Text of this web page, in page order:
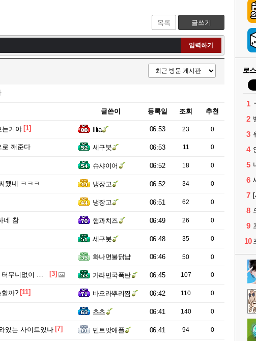
목록 글쓰기
다.
입력하기
글쓴이 등록일 조회 추천
는거야 [1] Illia 06:53 23 0
로 깨준다 세구붓 06:53 11 0
슈샤이어 06:52 18 0
됐네 ㅋㅋㅋ 냉장고 06:52 34 0
냉장고 06:51 62 0
네 참 햄과치즈 06:49 26 0
세구붓 06:48 35 0
화나면불닭냠 06:46 50 0
거임ㅋㅋㅋㅋ [3] 가라민국폭탄 06:45 107 0
까? [11] 바오라뿌리찜 06:42 110 0
츠츠 06:41 140 0
있는 사이트있나 [7] 민트맛애플 06:41 94 0
로
1
2
3
4
5
6
7
8
9
10